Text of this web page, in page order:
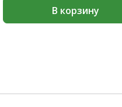
В корзину